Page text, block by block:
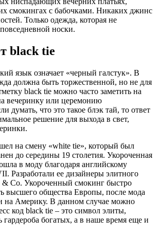
смокингах с бабочками. Никаких джинс
Только одежда, которая не
носки.
black tie
язык означает «черный галстук». В
должна быть торжественной, но не для
black tie можно часто заметить на
вечеринку или церемонию
думать, что это такое блэк тай, то ответ
решение для выхода в свет,
на смену «white tie», который был
до середины 19 столетия. Укороченная
в моду благодаря английскому
Разработали ее дизайнеры элитного
& Co. Укороченный смокинг быстро
высшего общества Европы, после мода
на Америку. В данном случае можно
код black tie – это символ элиты,
гардероба богатых, а в наше время еще и